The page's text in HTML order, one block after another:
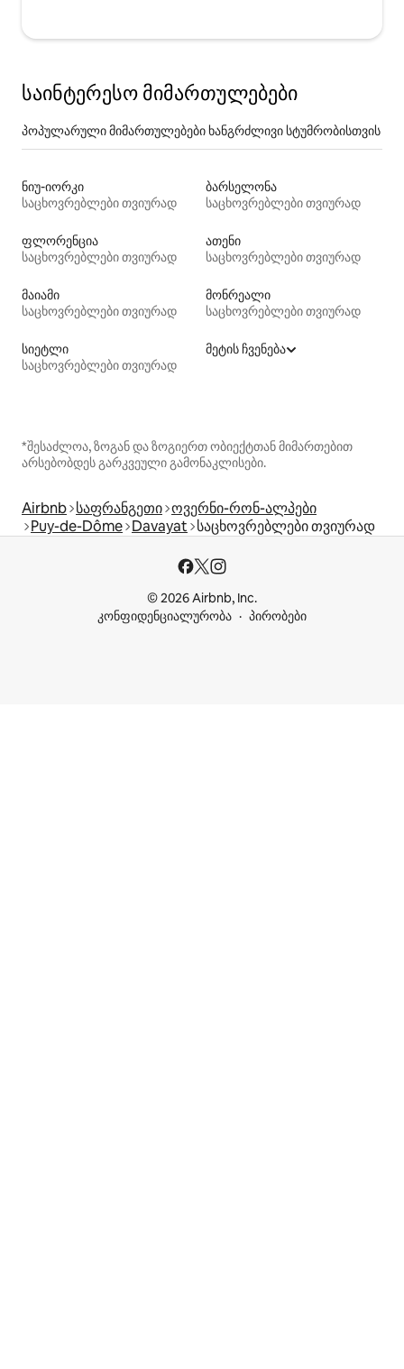
საინტერესო მიმართულებები
პოპულარული მიმართულებები ხანგრძლივი სტუმრობისთვის
ნიუ-იორკი
საცხოვრებლები თვიურად
ბარსელონა
საცხოვრებლები თვიურად
ფლორენცია
საცხოვრებლები თვიურად
ათენი
საცხოვრებლები თვიურად
მაიამი
საცხოვრებლები თვიურად
მონრეალი
საცხოვრებლები თვიურად
სიეტლი
საცხოვრებლები თვიურად
მეტის ჩვენება
*შესაძლოა, ზოგან და ზოგიერთ ობიექტთან მიმართებით
არსებობდეს გარკვეული გამონაკლისები.
Airbnb საფრანგეთი ოვერნი-რონ-ალპები
Puy-de-Dôme Davayat საცხოვრებლები თვიურად
© 2026 Airbnb, Inc.
კონფიდენციალურობა
პირობები